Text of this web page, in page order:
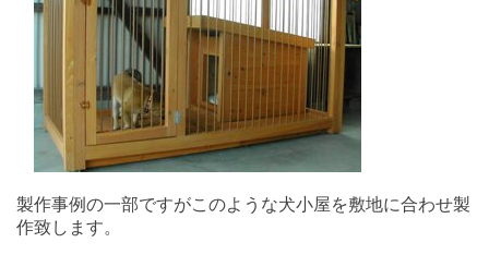
製作事例の一部ですがこのような犬小屋を敷地に合わせ製
作致します。